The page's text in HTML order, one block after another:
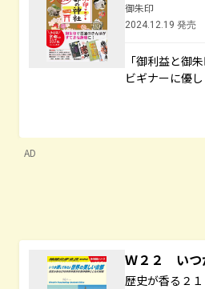
御朱印
2024.12.19 発売
「御利益と御
ビギナーに優
AD
Ｗ２２ いつ
歴史が香る２